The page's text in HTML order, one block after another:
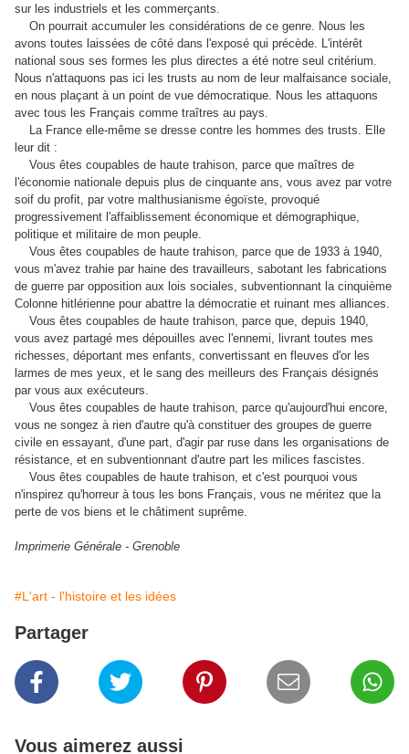
sur les industriels et les commerçants.
On pourrait accumuler les considérations de ce genre. Nous les
avons toutes laissées de côté dans l'exposé qui précède. L'intérêt
national sous ses formes les plus directes a été notre seul critérium.
Nous n'attaquons pas ici les trusts au nom de leur malfaisance sociale,
en nous plaçant à un point de vue démocratique. Nous les attaquons
avec tous les Français comme traîtres au pays.
La France elle-même se dresse contre les hommes des trusts. Elle
leur dit :
Vous êtes coupables de haute trahison, parce que maîtres de
l'économie nationale depuis plus de cinquante ans, vous avez par votre
soif du profit, par votre malthusianisme égoïste, provoqué
progressivement l'affaiblissement économique et démographique,
politique et militaire de mon peuple.
Vous êtes coupables de haute trahison, parce que de 1933 à 1940,
vous m'avez trahie par haine des travailleurs, sabotant les fabrications
de guerre par opposition aux lois sociales, subventionnant la cinquième
Colonne hitlérienne pour abattre la démocratie et ruinant mes alliances.
Vous êtes coupables de haute trahison, parce que, depuis 1940,
vous avez partagé mes dépouilles avec l'ennemi, livrant toutes mes
richesses, déportant mes enfants, convertissant en fleuves d'or les
larmes de mes yeux, et le sang des meilleurs des Français désignés
par vous aux exécuteurs.
Vous êtes coupables de haute trahison, parce qu'aujourd'hui encore,
vous ne songez à rien d'autre qu'à constituer des groupes de guerre
civile en essayant, d'une part, d'agir par ruse dans les organisations de
résistance, et en subventionnant d'autre part les milices fascistes.
Vous êtes coupables de haute trahison, et c'est pourquoi vous
n'inspirez qu'horreur à tous les bons Français, vous ne méritez que la
perte de vos biens et le châtiment suprême.
Imprimerie Générale - Grenoble
#L'art - l'histoire et les idées
Partager
Vous aimerez aussi